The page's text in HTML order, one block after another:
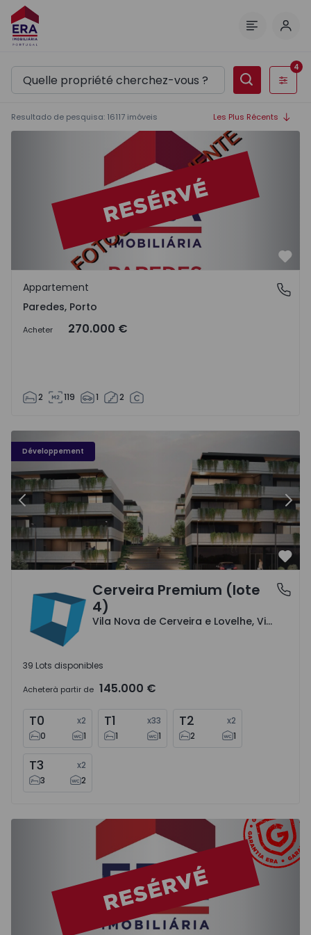
Filtres
4
Resultado de pesquisa: 16117 imóveis Les Plus Récents
Appartement T2 Paredes - 1575992 - 1
Paredes, Porto
Appartement
Paredes, Porto
Acheter 270.000 €
2 119 1 2
Développement
Cerveira Premium (lote 4) - 1
Précédent
Vila Nova de Cerveira e Lovelhe, Viana do Castelo
Cerveira Premium (lote
4)
Vila Nova de Cerveira e Lovelhe, Viana do Castelo
39 Lots disponibles
Acheterà partir de 145.000 €
T0 x2
0
1
T1 x33
1
1
T2 x2
2
1
T3 x2
3
2
Appartement T2 Moita, Baixa da Banheira e Vale da